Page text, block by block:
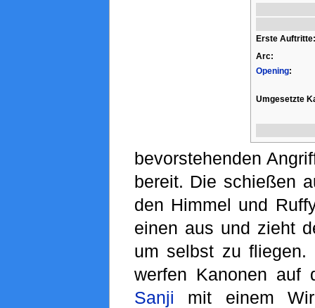
Erste Auftritte:
Arc:
Opening:
Umgesetzte
bevorstehenden
bereit. Die schießen
den Himmel und
einen aus und zieht
um selbst zu
werfen Kanonen auf
Sanji mit einem